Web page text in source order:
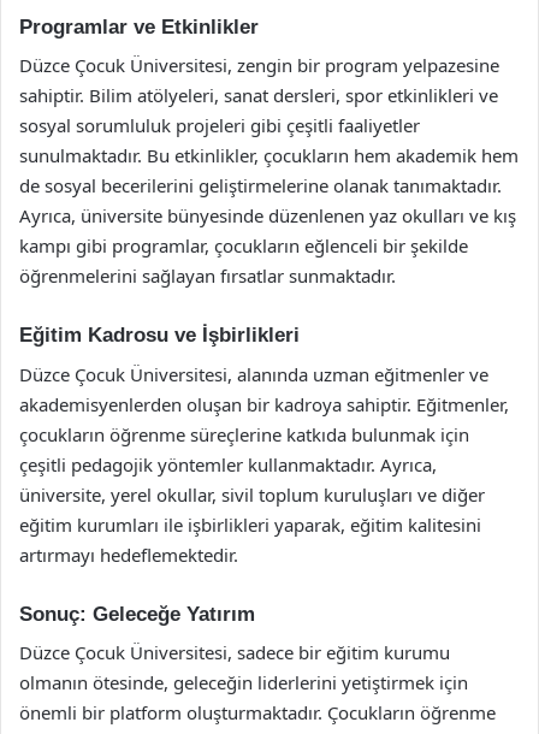
Programlar ve Etkinlikler
Düzce Çocuk Üniversitesi, zengin bir program yelpazesine
sahiptir. Bilim atölyeleri, sanat dersleri, spor etkinlikleri ve
sosyal sorumluluk projeleri gibi çeşitli faaliyetler
sunulmaktadır. Bu etkinlikler, çocukların hem akademik hem
de sosyal becerilerini geliştirmelerine olanak tanımaktadır.
Ayrıca, üniversite bünyesinde düzenlenen yaz okulları ve kış
kampı gibi programlar, çocukların eğlenceli bir şekilde
öğrenmelerini sağlayan fırsatlar sunmaktadır.
Eğitim Kadrosu ve İşbirlikleri
Düzce Çocuk Üniversitesi, alanında uzman eğitmenler ve
akademisyenlerden oluşan bir kadroya sahiptir. Eğitmenler,
çocukların öğrenme süreçlerine katkıda bulunmak için
çeşitli pedagojik yöntemler kullanmaktadır. Ayrıca,
üniversite, yerel okullar, sivil toplum kuruluşları ve diğer
eğitim kurumları ile işbirlikleri yaparak, eğitim kalitesini
artırmayı hedeflemektedir.
Sonuç: Geleceğe Yatırım
Düzce Çocuk Üniversitesi, sadece bir eğitim kurumu
olmanın ötesinde, geleceğin liderlerini yetiştirmek için
önemli bir platform oluşturmaktadır. Çocukların öğrenme